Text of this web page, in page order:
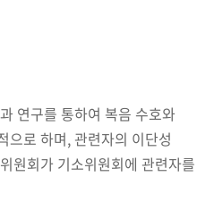
연구를 통하여 복음 수호와
으로 하며, 관련자의 이단성
원회가 기소위원회에 관련자를